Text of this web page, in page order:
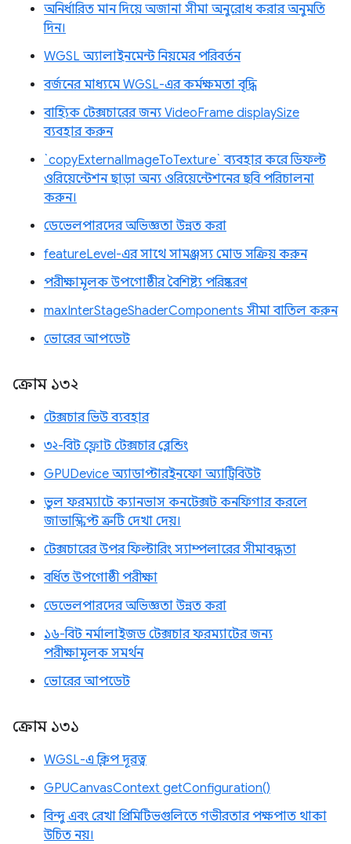
অনির্ধারিত মান দিয়ে অজানা সীমা অনুরোধ করার অনুমতি
দিন।
WGSL অ্যালাইনমেন্ট নিয়মের পরিবর্তন
বর্জনের মাধ্যমে WGSL-এর কর্মক্ষমতা বৃদ্ধি
বাহ্যিক টেক্সচারের জন্য VideoFrame displaySize
ব্যবহার করুন
`copyExternalImageToTexture` ব্যবহার করে ডিফল্ট
ওরিয়েন্টেশন ছাড়া অন্য ওরিয়েন্টেশনের ছবি পরিচালনা
করুন।
ডেভেলপারদের অভিজ্ঞতা উন্নত করা
featureLevel-এর সাথে সামঞ্জস্য মোড সক্রিয় করুন
পরীক্ষামূলক উপগোষ্ঠীর বৈশিষ্ট্য পরিষ্করণ
maxInterStageShaderComponents সীমা বাতিল করুন
ভোরের আপডেট
ক্রোম ১৩২
টেক্সচার ভিউ ব্যবহার
৩২-বিট ফ্লোট টেক্সচার ব্লেন্ডিং
GPUDevice অ্যাডাপ্টারইনফো অ্যাট্রিবিউট
ভুল ফরম্যাটে ক্যানভাস কনটেক্সট কনফিগার করলে
জাভাস্ক্রিপ্ট ত্রুটি দেখা দেয়।
টেক্সচারের উপর ফিল্টারিং স্যাম্পলারের সীমাবদ্ধতা
বর্ধিত উপগোষ্ঠী পরীক্ষা
ডেভেলপারদের অভিজ্ঞতা উন্নত করা
১৬-বিট নর্মালাইজড টেক্সচার ফরম্যাটের জন্য
পরীক্ষামূলক সমর্থন
ভোরের আপডেট
ক্রোম ১৩১
WGSL-এ ক্লিপ দূরত্ব
GPUCanvasContext getConfiguration()
বিন্দু এবং রেখা প্রিমিটিভগুলিতে গভীরতার পক্ষপাত থাকা
উচিত নয়।